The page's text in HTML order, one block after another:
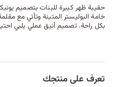
حقيبة ظهر كبيرة للبنات بتصميم
بكل راحة. تصميم أنيق عملي يلبي
تعرف على منتجك